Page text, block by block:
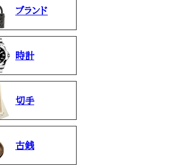
ブランド
時計
切手
古銭